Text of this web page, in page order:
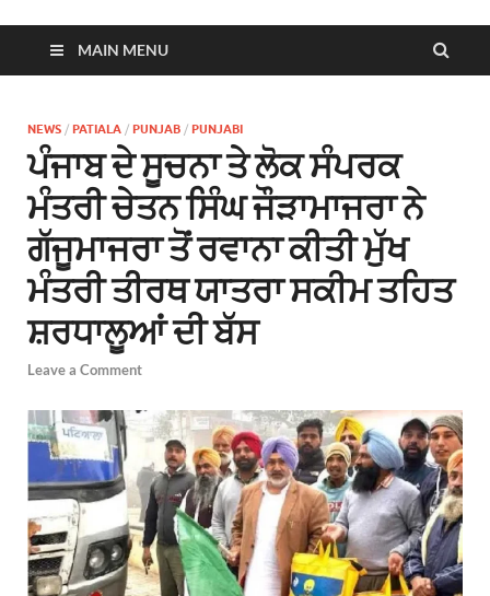
MAIN MENU
NEWS / PATIALA / PUNJAB / PUNJABI
ਪੰਜਾਬ ਦੇ ਸੂਚਨਾ ਤੇ ਲੋਕ ਸੰਪਰਕ
ਮੰਤਰੀ ਚੇਤਨ ਸਿੰਘ ਜੌੜਾਮਾਜਰਾ ਨੇ
ਗੱਜੂਮਾਜਰਾ ਤੋਂ ਰਵਾਨਾ ਕੀਤੀ ਮੁੱਖ
ਮੰਤਰੀ ਤੀਰਥ ਯਾਤਰਾ ਸਕੀਮ ਤਹਿਤ
ਸ਼ਰਧਾਲੂਆਂ ਦੀ ਬੱਸ
Leave a Comment